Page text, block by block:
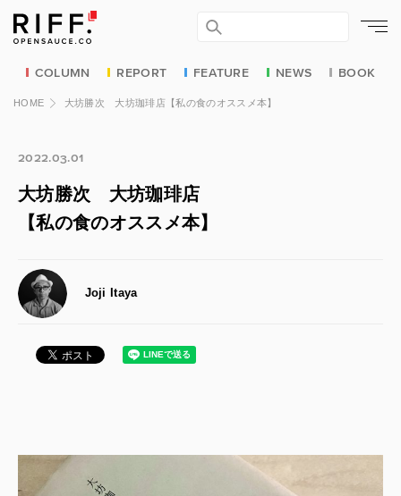
COLUMN REPORT FEATURE NEWS BOOK
HOME 大坊勝次 大坊珈琲店【私の食のオススメ本】
2022.03.01
大坊勝次 大坊珈琲店
【私の食のオススメ本】
Joji Itaya